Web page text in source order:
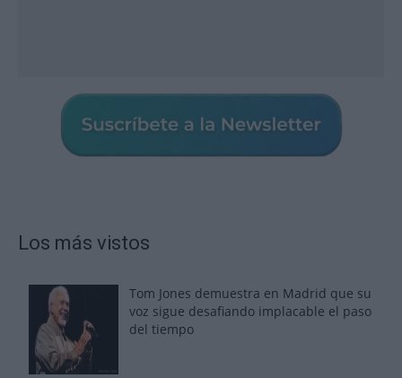
Los más vistos
Tom Jones demuestra en Madrid que su
voz sigue desafiando implacable el paso
del tiempo